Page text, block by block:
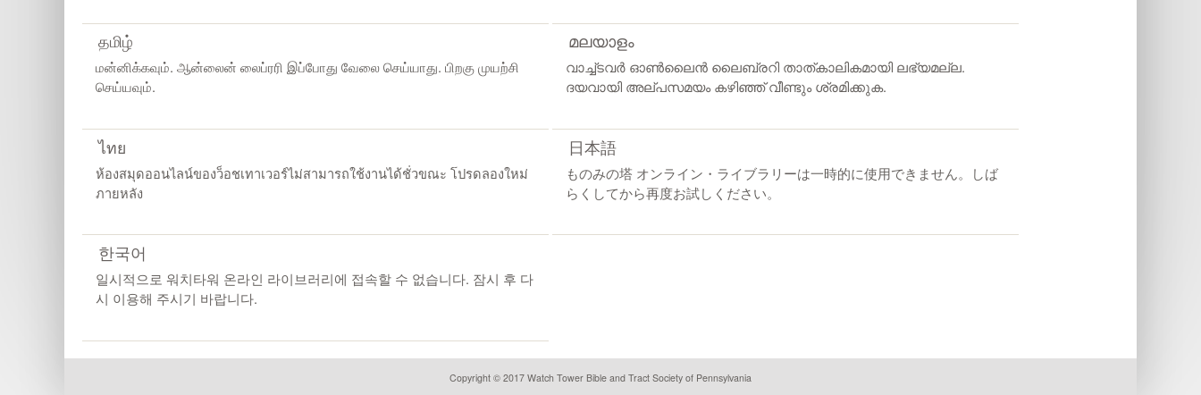
தமிழ்
மன்னிக்கவும். ஆன்லைன் லைப்ரரி இப்போது வேலை செய்யாது. பிறகு முயற்சி
செய்யவும்.
മലയാളം
വാച്ച്ടവര്‍ ഓണ്‍ലൈന്‍ ലൈബ്രറി താത്കാലികമായി ലഭ്യമല്ല.
ദയവായി അല്പസമയം കഴിഞ്ഞ് വീണ്ടും ശ്രമിക്കുക.
ไทย
ห้องสมุดออนไลน์ของว็อชเทาเวอร์ไม่สามารถใช้งานได้ชั่วขณะ โปรดลองใหม่
ภายหลัง
日本語
ものみの塔 オンライン・ライブラリーは一時的に使用できません。しば
らくしてから再度お試しください。
한국어
일시적으로 워치타워 온라인 라이브러리에 접속할 수 없습니다. 잠시 후 다
시 이용해 주시기 바랍니다.
Copyright © 2017 Watch Tower Bible and Tract Society of Pennsylvania